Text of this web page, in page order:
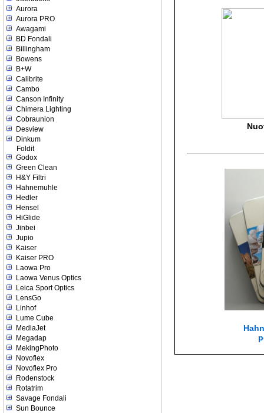
Aurora
Aurora PRO
Awagami
BD Fondali
Billingham
Bowens
B+W
Calibrite
Cambo
Canson Infinity
Chimera Lighting
Cobraunion
Desview
Dinkum
Foldit
Godox
Green Clean
H&Y Filtri
Hahnemuhle
Hedler
Hensel
HiGlide
Jinbei
Jupio
Kaiser
Kaiser PRO
Laowa Pro
Laowa Venus Optics
Leica Sport Optics
LensGo
Linhof
Lume Cube
MediaJet
Megadap
MekingPhoto
Novoflex
Novoflex Pro
Rodenstock
Rotatrim
Savage Fondali
Sun Bounce